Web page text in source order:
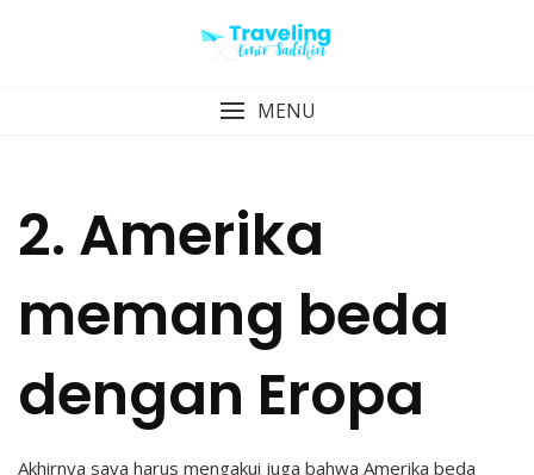
MENU
2. Amerika
memang beda
dengan Eropa
Akhirnya saya harus mengakui juga bahwa Amerika beda